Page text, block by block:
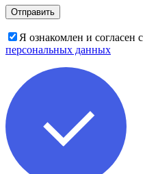
Я ознакомлен и согласен с
персональных данных